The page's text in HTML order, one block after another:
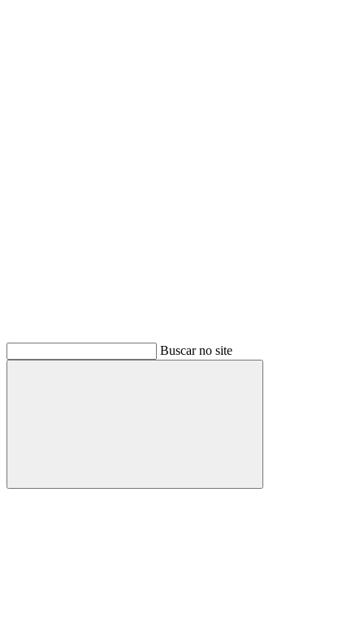
Buscar no site
Buscar